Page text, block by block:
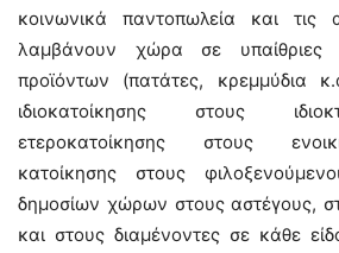
κοινωνικά παντοπωλεία και τις
λαμβάνουν χώρα σε υπαίθριες
προϊόντων (πατάτες, κρεμμύδια
ιδιοκατοίκησης στους
ετεροκατοίκησης στους
κατοίκησης στους
δημοσίων χώρων στους αστέγους,
και στους διαμένοντες σε κάθε